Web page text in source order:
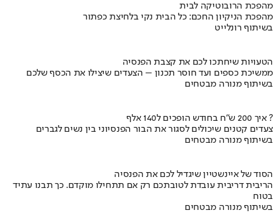
מהפכת הרובוטיקה לבית
מהפכת הניקיון החכם: כל הבית נקי בלחיצת כפתור
בשיתוף רונלייט
הטעויות שיחתכו לכם את קצבת הפנסיה
ממשיכת כספים ועד חוסר תכנון – הצעדים שיצילו את הכסף שלכם
בשיתוף מנורה מבטחים
איך 200 ש"ח בחודש הופכים ל140 אלף ?
צעדים קטנים שיכולים לסגור את הבור הפנסיוני בין נשים לגברים
בשיתוף מנורה מבטחים
הסוד של איינשטיין שיגדיל לכם את הפנסיה
הריבית דריבית עובדת לטובתכם רק אם תתחילו מוקדם. כך תבנו עתיד
בטוח
בשיתוף מנורה מבטחים